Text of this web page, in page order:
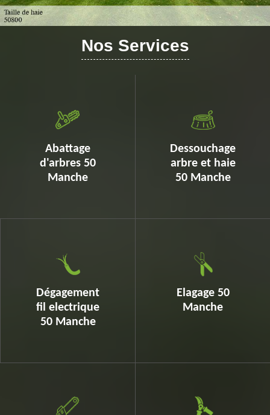
Nos Services
Abattage
d'arbres 50
Manche
Dessouchage
arbre et haie
50 Manche
Dégagement
fil electrique
50 Manche
Elagage 50
Manche